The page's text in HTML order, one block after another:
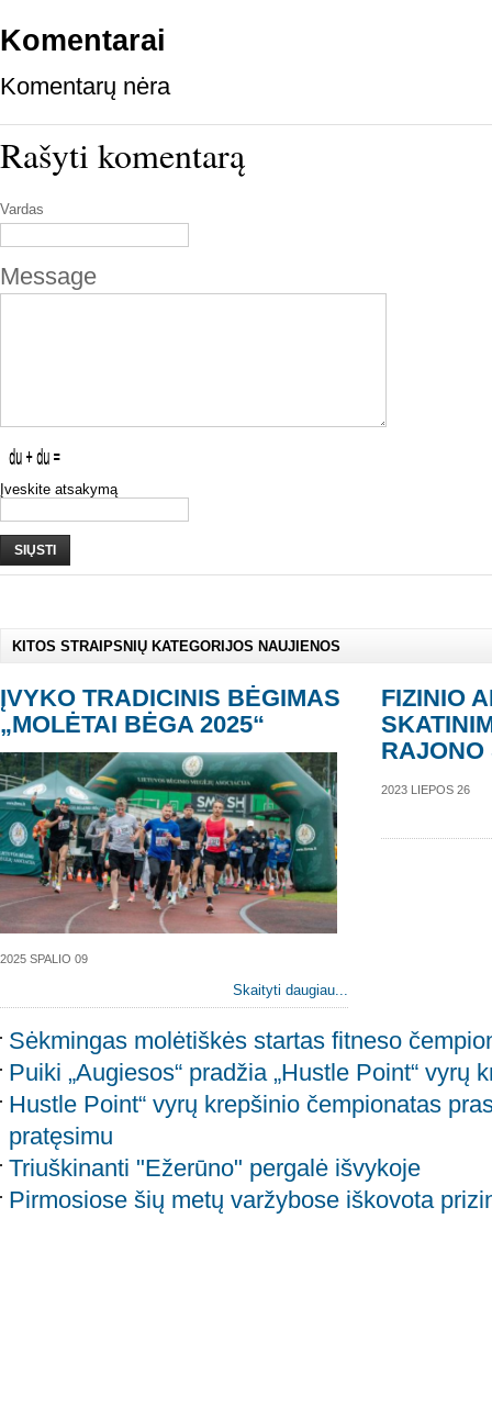
Komentarai
Komentarų nėra
Rašyti komentarą
Vardas
Message
Įveskite atsakymą
SIŲSTI
KITOS STRAIPSNIŲ KATEGORIJOS NAUJIENOS
ĮVYKO TRADICINIS BĖGIMAS
„MOLĖTAI BĖGA 2025“
2025 SPALIO 09
Skaityti daugiau...
FIZINIO
RAJONO
2023 LIEPOS 26
Sėkmingas molėtiškės startas fitneso
Puiki „Augiesos“ pradžia „Hustle Point“ vyrų
Hustle Point“ vyrų krepšinio čempionatas
pratęsimu
Triuškinanti "Ežerūno" pergalė išvykoje
Pirmosiose šių metų varžybose iškovota